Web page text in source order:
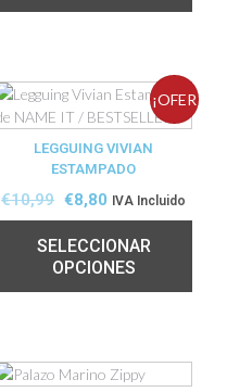
¡OFER
LEGGUING VIVIAN
ESTAMPADO
€10,99 €8,80 IVA Incluido
SELECCIONAR
OPCIONES